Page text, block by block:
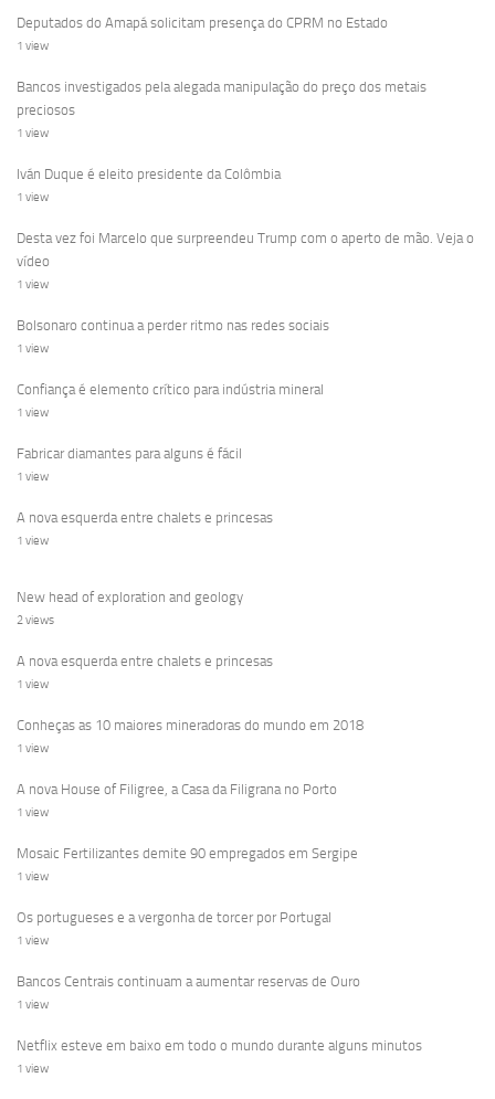
Deputados do Amapá solicitam presença do CPRM no Estado
1 view
Bancos investigados pela alegada manipulação do preço dos metais
preciosos
1 view
Iván Duque é eleito presidente da Colômbia
1 view
Desta vez foi Marcelo que surpreendeu Trump com o aperto de mão. Veja o
vídeo
1 view
Bolsonaro continua a perder ritmo nas redes sociais
1 view
Confiança é elemento crítico para indústria mineral
1 view
Fabricar diamantes para alguns é fácil
1 view
A nova esquerda entre chalets e princesas
1 view
New head of exploration and geology
2 views
A nova esquerda entre chalets e princesas
1 view
Conheças as 10 maiores mineradoras do mundo em 2018
1 view
A nova House of Filigree, a Casa da Filigrana no Porto
1 view
Mosaic Fertilizantes demite 90 empregados em Sergipe
1 view
Os portugueses e a vergonha de torcer por Portugal
1 view
Bancos Centrais continuam a aumentar reservas de Ouro
1 view
Netflix esteve em baixo em todo o mundo durante alguns minutos
1 view